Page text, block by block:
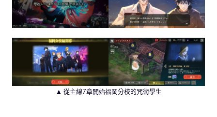
▲ 從主線7章開始福岡分校的咒術學生